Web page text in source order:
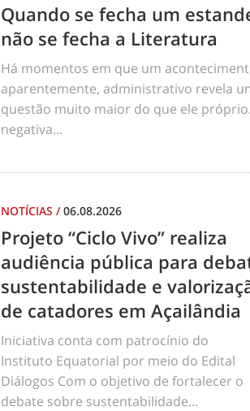
Quando se fecha um
não se fecha a Literatura
Há momentos em que um
aparentemente, administrativo revela
questão muito maior do que ele
negativa...
NOTÍCIAS /06.08.2026
Projeto “Ciclo Vivo” realiza
audiência pública para
sustentabilidade e
de catadores em Açailândia
Iniciativa conta com patrocínio do
Instituto Equatorial por meio do Edital
Diálogos Com o objetivo de fortalecer o
debate sobre sustentabilidade...